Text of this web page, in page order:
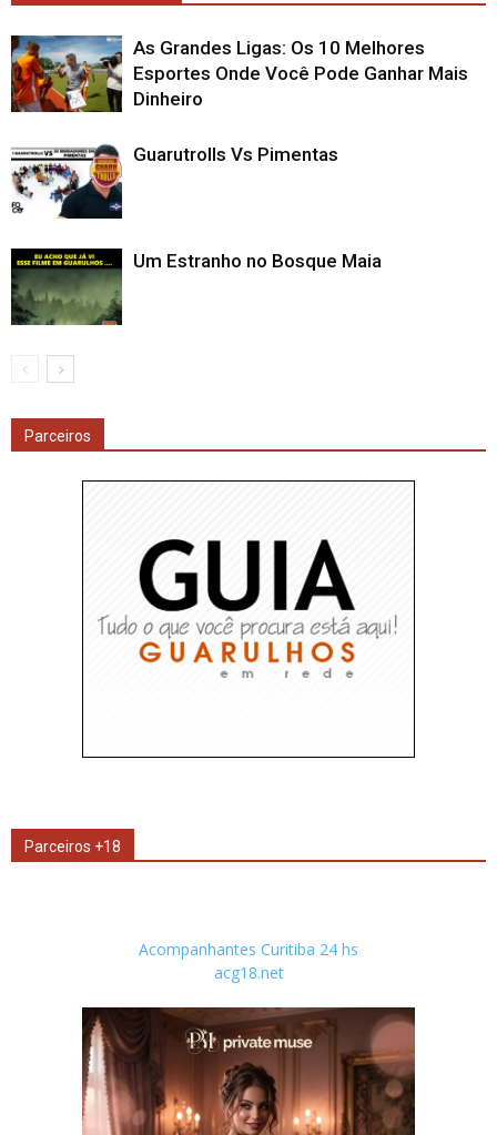
As Grandes Ligas: Os 10 Melhores
Esportes Onde Você Pode Ganhar Mais
Dinheiro
Guarutrolls Vs Pimentas
Um Estranho no Bosque Maia
Parceiros
Parceiros +18
Acompanhantes Curitiba 24 hs
acg18.net